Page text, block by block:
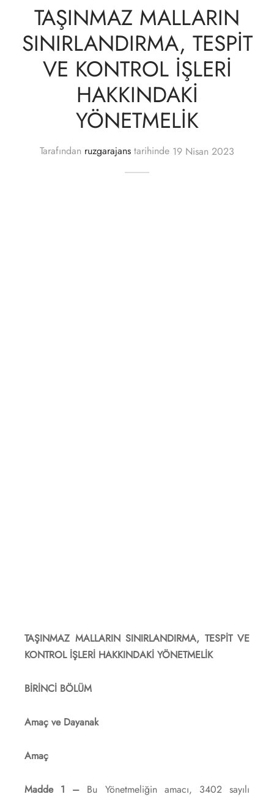
TAŞINMAZ MALLARIN
SINIRLANDIRMA, TESPİT
VE KONTROL İŞLERİ
HAKKINDAKİ
YÖNETMELİK
Tarafından ruzgarajans tarihinde 19 Nisan 2023
TAŞINMAZ MALLARIN SINIRLANDIRMA, TESPİT VE
KONTROL İŞLERİ HAKKINDAKİ YÖNETMELİK
BİRİNCİ BÖLÜM
Amaç ve Dayanak
Amaç
Madde 1 – Bu Yönetmeliğin amacı, 3402 sayılı